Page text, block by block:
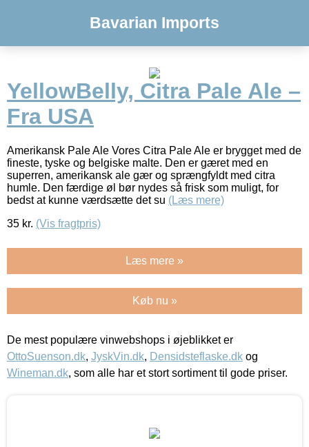
Bavarian Imports
YellowBelly, Citra Pale Ale –
Fra USA
Amerikansk Pale Ale Vores Citra Pale Ale er brygget med de
fineste, tyske og belgiske malte. Den er gæret med en
superren, amerikansk ale gær og sprængfyldt med citra
humle. Den færdige øl bør nydes så frisk som muligt, for
bedst at kunne værdsætte det su (Læs mere)
35 kr. (Vis fragtpris)
Læs mere »
Køb nu »
De mest populære vinwebshops i øjeblikket er
OttoSuenson.dk, JyskVin.dk, Densidsteflaske.dk og
Wineman.dk, som alle har et stort sortiment til gode priser.